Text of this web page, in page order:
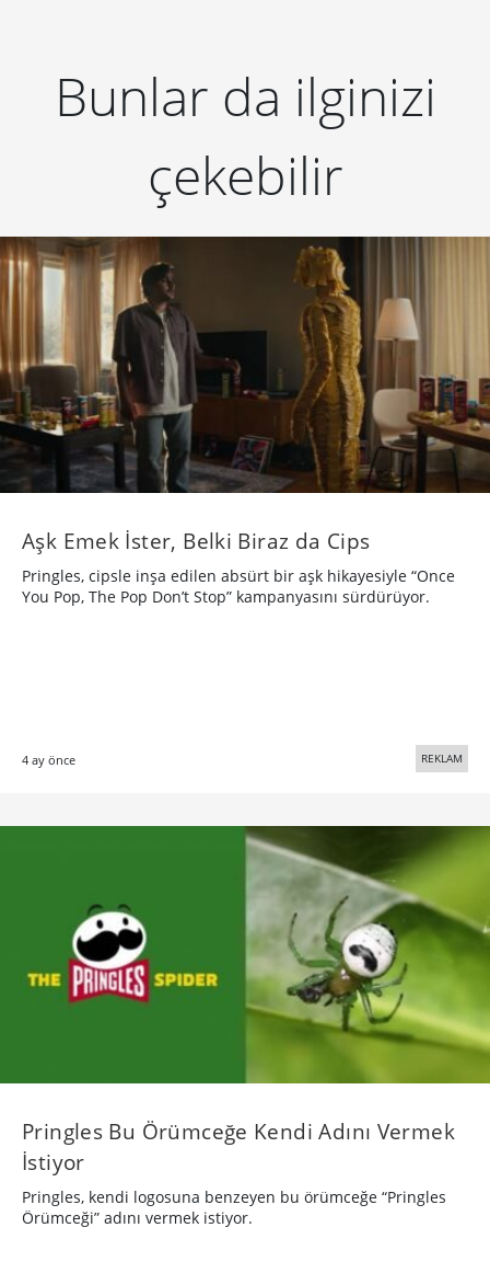
Bunlar da ilginizi
çekebilir
Aşk Emek İster, Belki Biraz da Cips
Pringles, cipsle inşa edilen absürt bir aşk hikayesiyle “Once
You Pop, The Pop Don’t Stop” kampanyasını sürdürüyor.
4 ay önce REKLAM
Pringles Bu Örümceğe Kendi Adını Vermek
İstiyor
Pringles, kendi logosuna benzeyen bu örümceğe “Pringles
Örümceği” adını vermek istiyor.